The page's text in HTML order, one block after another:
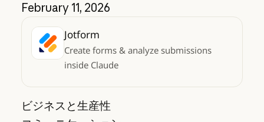
February 11, 2026
Jotform
Create forms & analyze submissions
inside Claude
ビジネスと生産性